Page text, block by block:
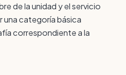
de la unidad y el servicio
una categoría básica
correspondiente a la